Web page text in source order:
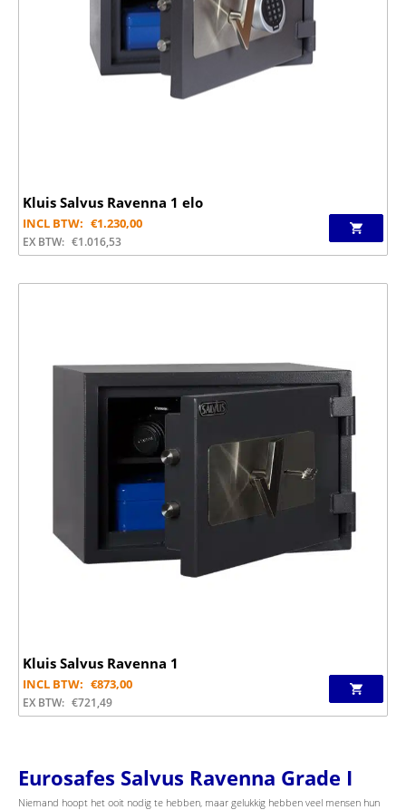
Kluis Salvus Ravenna 1 elo
INCL BTW: €1.230,00
EX BTW: €1.016,53
Kluis Salvus Ravenna 1
INCL BTW: €873,00
EX BTW: €721,49
Eurosafes Salvus Ravenna Grade I
Niemand hoopt het ooit nodig te hebben, maar gelukkig hebben veel mensen hun